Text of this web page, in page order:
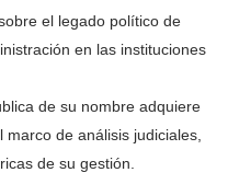
el legado político de
en las instituciones
de su nombre adquiere
de análisis judiciales,
de su gestión.